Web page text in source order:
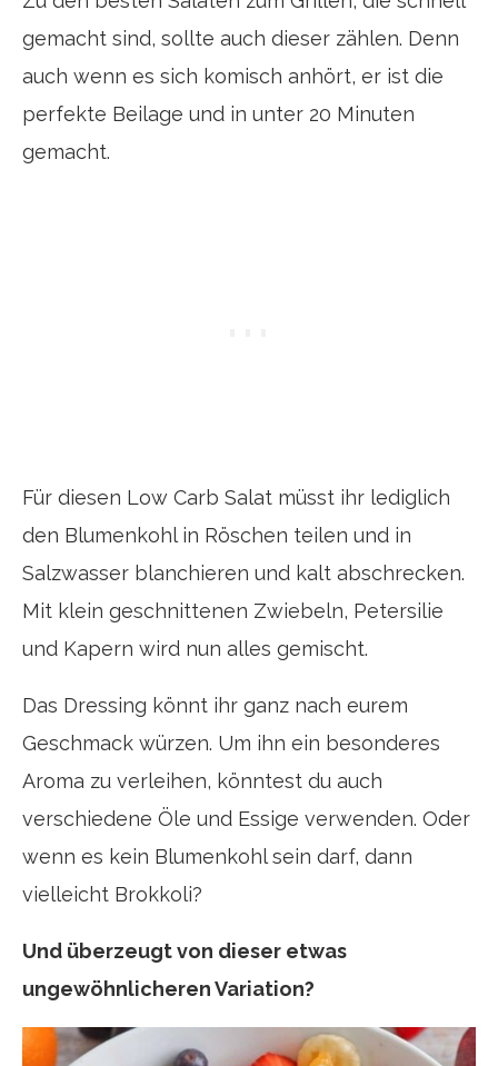
gemacht sind, sollte auch dieser zählen. Denn
auch wenn es sich komisch anhört, er ist die
perfekte Beilage und in unter 20 Minuten
gemacht.
Für diesen Low Carb Salat müsst ihr lediglich
den Blumenkohl in Röschen teilen und in
Salzwasser blanchieren und kalt abschrecken.
Mit klein geschnittenen Zwiebeln, Petersilie
und Kapern wird nun alles gemischt.
Das Dressing könnt ihr ganz nach eurem
Geschmack würzen. Um ihn ein besonderes
Aroma zu verleihen, könntest du auch
verschiedene Öle und Essige verwenden. Oder
wenn es kein Blumenkohl sein darf, dann
vielleicht Brokkoli?
Und überzeugt von dieser etwas
ungewöhnlicheren Variation?